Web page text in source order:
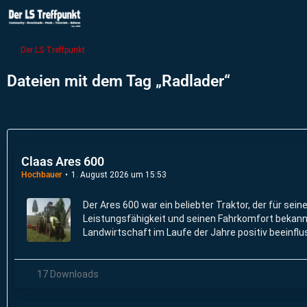
Der LS Treffpunkt
Dateien mit dem Tag „Radlader“
Claas Ares 600
Hochbauer 1. August 2026 um 15:53
Der Ares 600 war ein beliebter Traktor, der für
Leistungsfähigkeit und seinen Fahrkomfort
Landwirtschaft im Laufe der Jahre positiv
17 Downloads